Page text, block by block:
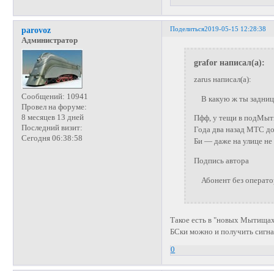
Поделиться2019-05-15 12:28:38
parovoz
Администратор
Сообщений: 10941
Провел на форуме:
8 месяцев 13 дней
Последний визит:
Сегодня 06:38:58
grafor написал(а):
zarus написал(а):
В какую ж ты
Пфф, у тещи в
Года два назад МТС
Би — даже на улице не
Подпись автора
Абонент без
Такое есть в "новых
БСки можно и получить
0